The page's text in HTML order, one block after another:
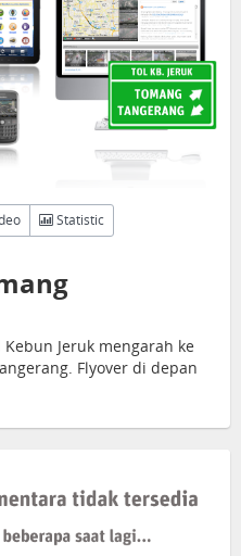
Statistic
Jeruk mengarah ke
Flyover di depan